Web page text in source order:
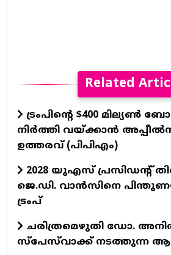
Related
ട്രംപിന്റെ $400 മില്യൺ
നിർത്തി വയ്ക്കാൻ
ഉത്തരവ് (പിപിഎം)
2028 യുഎസ് പ്രസിഡന്റ്
ജെ.ഡി. വാൻസിനെ
ട്രംപ്
ചരിത്രമെഴുതി ഡോ.
സ്പേസ്‌വാക്ക് നടത്തുന്ന